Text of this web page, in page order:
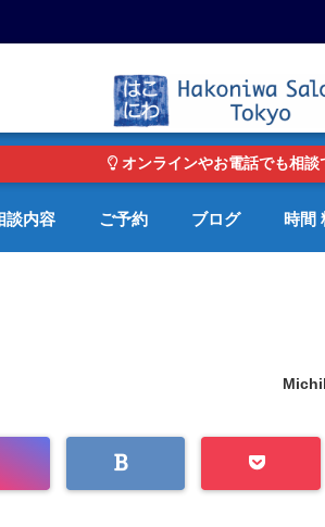
オンラインやお電話でも相談
談内容 ご予約 ブログ 時間